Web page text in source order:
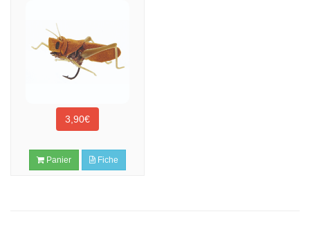
3,90€
Panier Fiche